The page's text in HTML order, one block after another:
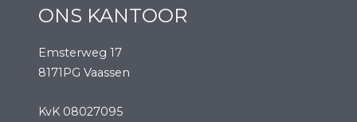
ONS KANTOOR
Emsterweg 17
8171PG Vaassen
KvK 08027095